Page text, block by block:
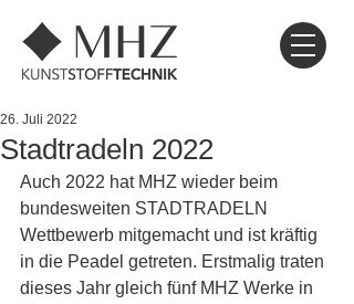
Stadtradeln 2022
26. Juli 2022
Auch 2022 hat MHZ wieder beim
bundesweiten STADTRADELN
Wettbewerb mitgemacht und ist kräftig
in die Peadel getreten. Erstmalig traten
dieses Jahr gleich fünf MHZ Werke in